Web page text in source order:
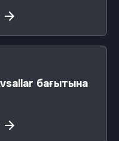
бағытына